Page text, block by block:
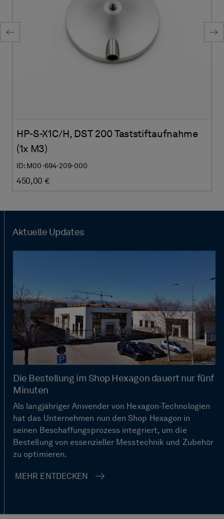
HP-S-X1C/H, DST 200 Taststiftaufnahme
(1x M3)
ID: M00-694-209-000
450,00 €
Aktuelle Updates
Die Bestellung im Shop Hexagon dauert nur fünf
Minuten
Als langjähriger Anwender von Hexagon-Technologien
hat das Unternehmen nun den Shop Hexagon in
seinen Beschaffungsprozess integriert, um die
Bestellung von essenzieller Messtechnik und Zubehör
zu optimieren.
MEHR ENTDECKEN